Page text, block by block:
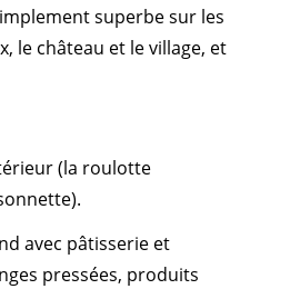
superbe sur les
le château et le village, et
(la roulotte
avec pâtisserie et
pressées, produits